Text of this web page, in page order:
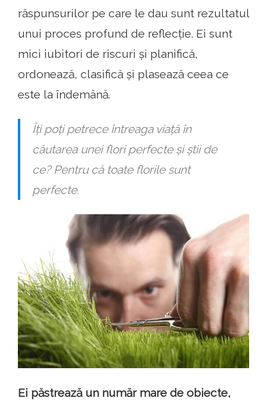
răspunsurilor pe care le dau sunt rezultatul
unui proces profund de reflecție. Ei sunt
mici iubitori de riscuri și planifică,
ordonează, clasifică și plasează ceea ce
este la îndemână.
Îți poți petrece întreaga viață în
căutarea unei flori perfecte și știi de
ce? Pentru că toate florile sunt
perfecte.
Ei păstrează un număr mare de obiecte,